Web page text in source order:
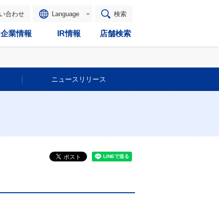
合わせ Language 検索
企業情報 IR情報 店舗検索
ニュースリリース